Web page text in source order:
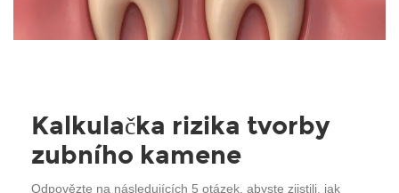
Kalkulačka rizika tvorby
zubního kamene
Odpovězte na následujících 5 otázek, abyste zjistili, jak